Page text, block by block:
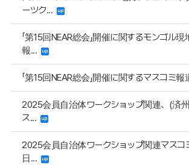
ーツク...
「第15回NEAR総会」開催に関するモンゴル
報...
「第15回NEAR総会」開催に関するマスコミ
2025会員自治体ワークショップ関連、(済
ス...
2025会員自治体ワークショップ関連マスコ
日...